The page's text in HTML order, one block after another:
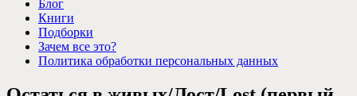
Блог
Книги
Подборки
Зачем все это?
Политика обработки персональных данных